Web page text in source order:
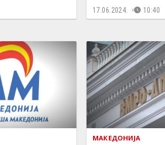
17.06.2024. 10:40
МАКЕДОНИЈА